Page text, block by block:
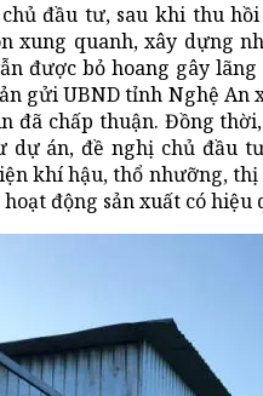
đầu tư, sau khi thu
xung quanh, xây dựng
được bỏ hoang gây
gửi UBND tỉnh Nghệ
đã chấp thuận. Đồng
án, đề nghị chủ đầu
khí hậu, thổ nhưỡng,
động sản xuất có hiệu